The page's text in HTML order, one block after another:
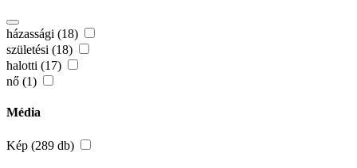
házassági (18)
születési (18)
halotti (17)
nő (1)
Média
Kép (289 db)